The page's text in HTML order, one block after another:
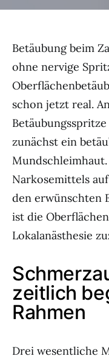
Betäubung beim
ohne nervige
schon jetzt real.
zunächst ein
Narkosemittels
den erwünschten
ist die
Lokalanästhesie
zeitlich
Rahmen
Drei wesentliche